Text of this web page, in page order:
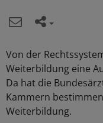
Von der
Weiterbildung eine
Da hat die
Kammern
Weiterbildung.